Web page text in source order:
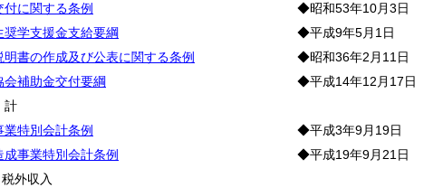
に関する条例
◆昭和53年10月3日
学支援金支給要綱
◆平成9年5月1日
書の作成及び公表に関する条例
◆昭和36年2月11日
補助金交付要綱
◆平成14年12月17日
計
特別会計条例
◆平成3年9月19日
事業特別会計条例
◆平成19年9月21日
外収入